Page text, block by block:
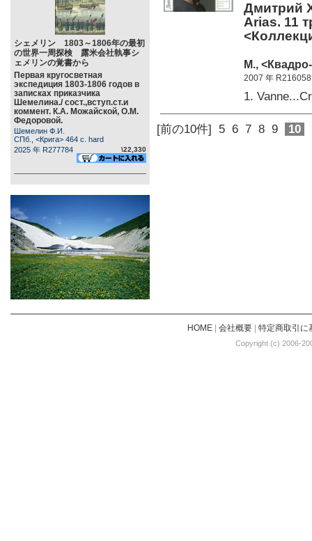
シェメリン 1803～1806年の最初
の世界一周探検 露米会社執事シ
ェメリンの覚書から
Первая кругосветная
экспедиция 1803-1806 годов в
записках приказчика
Шемелина./ сост.,вступ.ст.и
коммент. К.А. Можайской, О.М.
Федоровой.
Шемелин Ф.И.
СПб., <Крига> 464 c. hard
2025 年 R277784
\22,330
Дмитрий
Arias. 11
М.,
2007 年 R216058
1.
[前の10件] 5 6 7 8 9 10
HOME| 会社概要| 特定商取引に
Copyright (c) 2006-